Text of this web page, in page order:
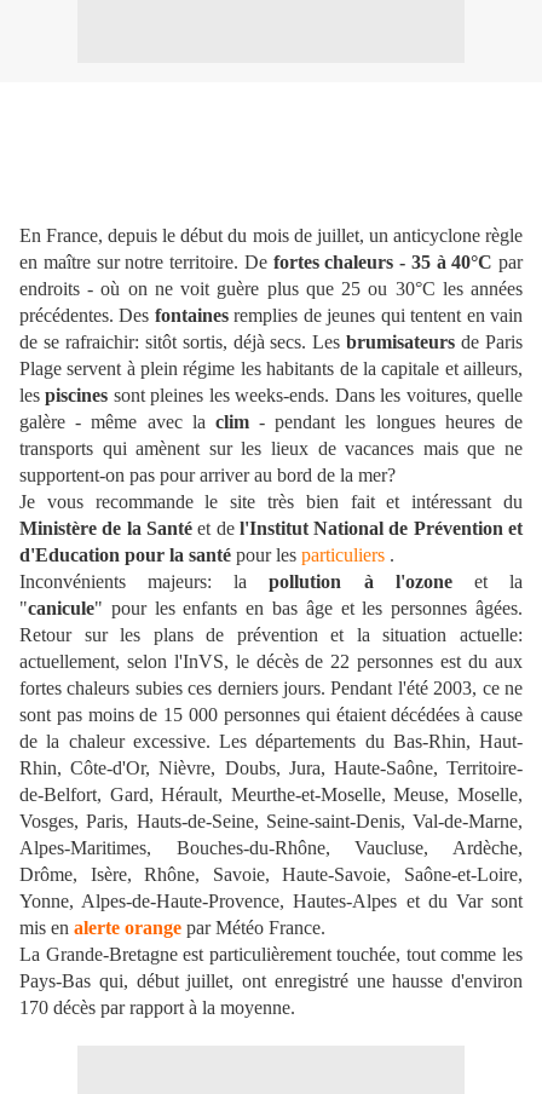
En France, depuis le début du mois de juillet, un anticyclone règle
en maître sur notre territoire. De fortes chaleurs - 35 à 40°C par
endroits - où on ne voit guère plus que 25 ou 30°C les années
précédentes. Des fontainesremplies de jeunes qui tentent en vain
de se rafraichir: sitôt sortis, déjà secs. Lesbrumisateurs de Paris
Plage servent à plein régime les habitants de la capitale et ailleurs,
lespiscines sont pleines les weeks-ends. Dans les voitures, quelle
galère - même avec la clim- pendant les longues heures de
transports qui amènent sur les lieux de vacances mais que ne
supportent-on pas pour arriver au bord de la mer?
Je vous recommande le site très bien fait et intéressant du
Ministère de la Santéet de l'Institut National de Prévention et
d'Education pour la santé pour les particuliers .
Inconvénients majeurs: lapollution à l'ozoneet la
"canicule" pour les enfants en bas âge et les personnes âgées.
Retour sur les plans de prévention et la situation actuelle:
actuellement, selon l'InVS, le décès de 22 personnes est du aux
fortes chaleurs subies ces derniers jours. Pendant l'été 2003, ce ne
sont pas moins de 15 000 personnes qui étaient décédées à cause
de la chaleur excessive. Les départements du Bas-Rhin, Haut-
Rhin, Côte-d'Or, Nièvre, Doubs, Jura, Haute-Saône, Territoire-
de-Belfort, Gard, Hérault, Meurthe-et-Moselle, Meuse, Moselle,
Vosges, Paris, Hauts-de-Seine, Seine-saint-Denis, Val-de-Marne,
Alpes-Maritimes, Bouches-du-Rhône, Vaucluse, Ardèche,
Drôme, Isère, Rhône, Savoie, Haute-Savoie, Saône-et-Loire,
Yonne, Alpes-de-Haute-Provence, Hautes-Alpes et du Var sont
mis en alerte orange par Météo France.
La Grande-Bretagne est particulièrement touchée, tout comme les
Pays-Bas qui, début juillet, ont enregistré une hausse d'environ
170 décès par rapport à la moyenne.